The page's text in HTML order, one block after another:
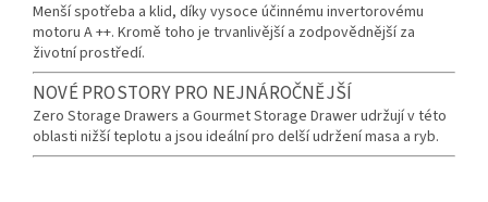
Menší spotřeba a klid, díky vysoce účinnému invertorovému
motoru A ++. Kromě toho je trvanlivější a zodpovědnější za
životní prostředí.
NOVÉ PROSTORY PRO NEJNÁROČNĚJŠÍ
Zero Storage Drawers a Gourmet Storage Drawer udržují v této
oblasti nižší teplotu a jsou ideální pro delší udržení masa a ryb.